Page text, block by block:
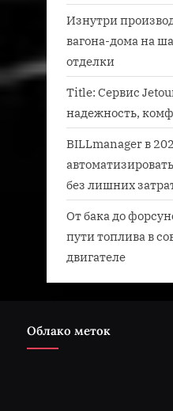
Изнутри
вагона-дома на
отделки
Title: Сервис
надежность,
BILLmanager в
без лишних
От бака до
пути топлива в
двигателе
Облако меток